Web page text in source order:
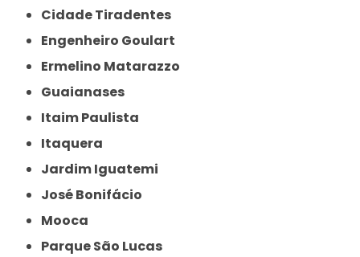
Cidade Tiradentes
Engenheiro Goulart
Ermelino Matarazzo
Guaianases
Itaim Paulista
Itaquera
Jardim Iguatemi
José Bonifácio
Mooca
Parque São Lucas